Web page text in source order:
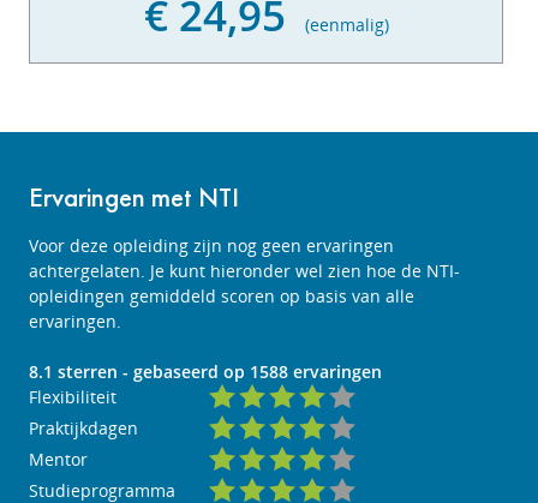
€ 24,95 (eenmalig)
Ervaringen met NTI
Voor deze opleiding zijn nog geen ervaringen
achtergelaten. Je kunt hieronder wel zien hoe de NTI-
opleidingen gemiddeld scoren op basis van alle
ervaringen.
8.1 sterren - gebaseerd op 1588 ervaringen
Flexibiliteit
Praktijkdagen
Mentor
Studieprogramma